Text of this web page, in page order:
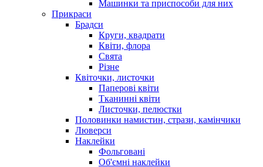
Машинки та приспособи для них
Прикраси
Брадси
Круги, квадрати
Квіти, флора
Свята
Різне
Квіточки, листочки
Паперові квіти
Тканинні квіти
Листочки, пелюстки
Половинки намистин, стрази, камінчики
Люверси
Наклейки
Фольговані
Об'ємні наклейки